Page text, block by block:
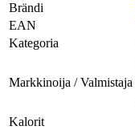
Brändi
EAN
Kategoria
Markkinoija / Valmistaja
Kalorit